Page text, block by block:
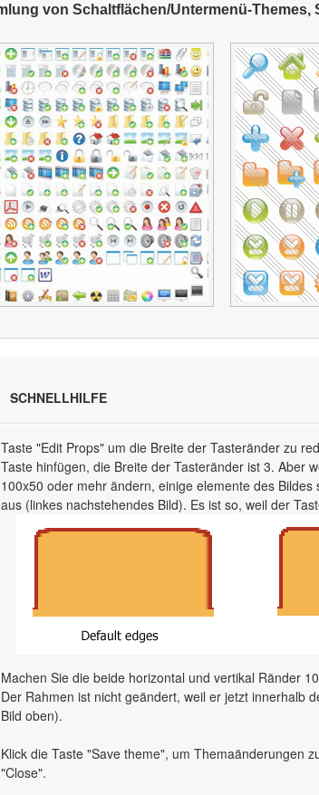
von Schaltflächen/Untermenü-Themes,
SCHNELLHILFE
Taste "Edit Props" um die Breite der Tasteränder zu
Taste hinfügen, die Breite der Tasteränder ist 3. Aber
100x50 oder mehr ändern, einige elemente des
aus (linkes nachstehendes Bild). Es ist so, weil der
Machen Sie die beide horizontal und vertikal Ränder
Der Rahmen ist nicht geändert, weil er jetzt innerhalb
Bild oben).
Klick die Taste "Save theme", um Themaänderungen
"Close".